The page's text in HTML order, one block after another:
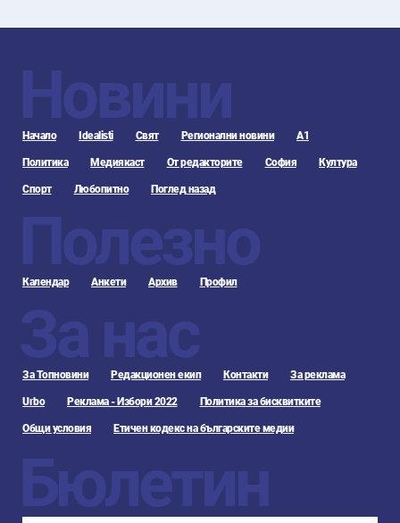
Новини
Начало Idealisti Свят Регионални новини А1
Политика Медиякаст От редакторите София Култура
Спорт Любопитно Поглед назад
Полезно
Календар Анкети Архив Профил
За нас
За Топновини Редакционен екип Контакти За реклама
Urbo Реклама - Избори 2022 Политика за бисквитките
Общи условия Етичен кодекс на българските медии
Бюлетин